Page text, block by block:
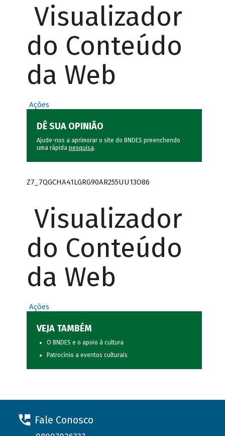
Visualizador
do Conteúdo
da Web
Ações
DÊ SUA OPINIÃO
Ajude-nos a aprimorar o site do BNDES preenchendo
uma rápida pesquisa.
Z7_7QGCHA41LGRG90AR255UU13O86
Visualizador
do Conteúdo
da Web
Ações
VEJA TAMBÉM
O BNDES e o apoio à cultura
Patrocínio a eventos culturais
Fale Conosco